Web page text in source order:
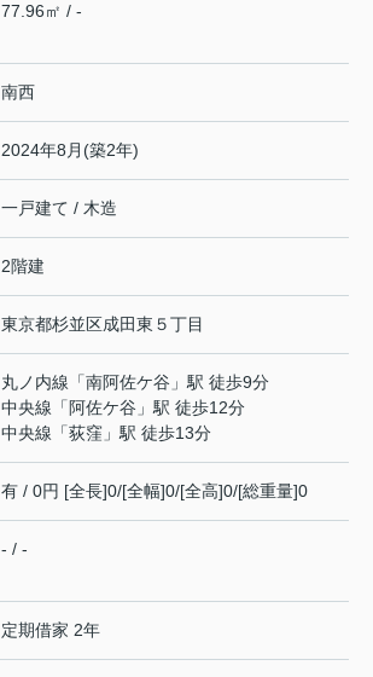
77.96㎡ / -
南西
2024年8月(築2年)
一戸建て / 木造
2階建
東京都杉並区成田東 ５丁目
丸ノ内線 「南阿佐ケ谷 」駅 徒歩9分
中央線 「 阿佐ケ谷 」駅 徒歩12分
中央線 「荻窪 」駅 徒歩13分
有 / 0円 [全長]0/[全幅]0/[全高]0/[総重量]0
- / -
定期借家 2年